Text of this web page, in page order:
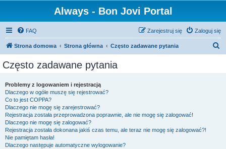
Always - Bon Jovi Portal
FAQ Zaloguj się
Zarejestruj się
Strona domowa Strona główna Często zadawane pytania
Często zadawane pytania
Problemy z logowaniem i rejestracją
Dlaczego w ogóle muszę się rejestrować?
Co to jest COPPA?
Dlaczego nie mogę się zarejestrować?
Rejestracja została przeprowadzona poprawnie, ale nie mogę się zalogować!
Dlaczego nie mogę się zalogować?
Rejestracja została dokonana jakiś czas temu, ale teraz nie mogę się zalogować?!
Nie pamiętam hasła!
Dlaczego następuje automatyczne wylogowanie?